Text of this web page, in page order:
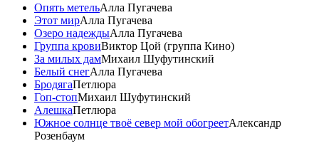
Опять метельАлла Пугачева
Этот мирАлла Пугачева
Озеро надеждыАлла Пугачева
Группа кровиВиктор Цой (группа Кино)
За милых дамМихаил Шуфутинский
Белый снегАлла Пугачева
БродягаПетлюра
Гоп-стопМихаил Шуфутинский
АлешкаПетлюра
Южное солнце твоё север мой обогреетАлександр
Розенбаум